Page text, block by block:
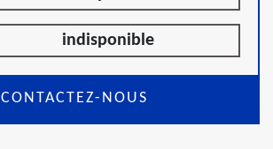
indisponible
CONTACTEZ-NOUS